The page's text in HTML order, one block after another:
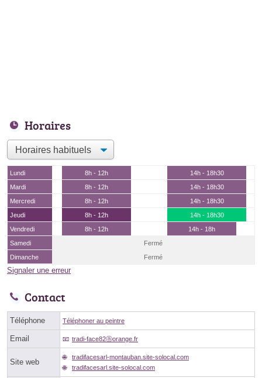
Horaires
Lundi 8h - 12h
14h - 18h30
Mardi
8h - 12h
14h - 18h30
Mercredi
8h - 12h
14h - 18h30
Jeudi
8h - 12h
14h - 18h30
Vendredi
8h - 12h
14h - 18h
Samedi
Fermé
Dimanche
Fermé
Signaler une erreur
Contact
Téléphone Téléphoner au peintre
Email tradi-face82ⓐorange.fr
Site web
tradifacesarl-montauban.site-solocal.com
tradifacesarl.site-solocal.com